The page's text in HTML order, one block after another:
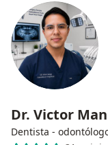
Dr. Victor
Dentista -